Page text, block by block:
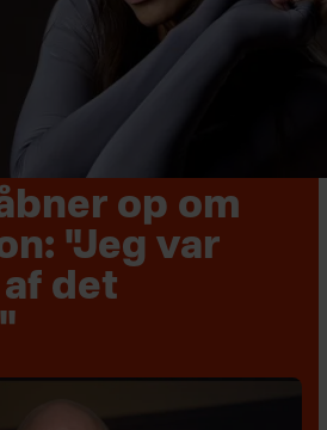
op om
"Jeg var
det